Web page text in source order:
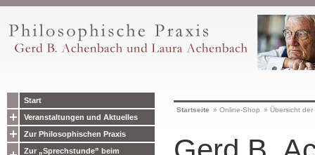
Start
Veranstaltungen und Aktuelles
Zur Philosophischen Praxis
Zur „Sprechstunde” beim
Startseite » Online-Shop » Übersicht